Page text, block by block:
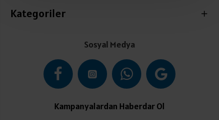
Kategoriler
Sosyal Medya
Kampanyalardan Haberdar Ol